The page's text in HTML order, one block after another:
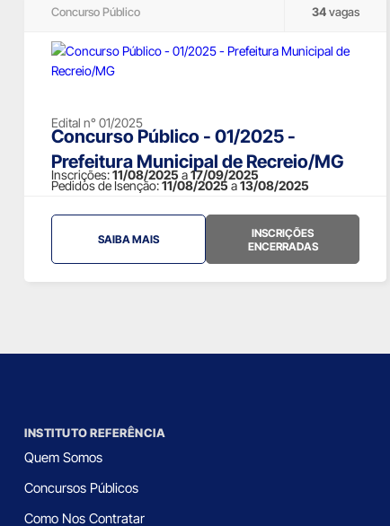
Concurso Público 34vagas
Edital n° 01/2025
Concurso Público - 01/2025 -
Prefeitura Municipal de Recreio/MG
Inscrições:11/08/2025 a17/09/2025
Pedidos de Isenção:11/08/2025 a13/08/2025
SAIBA MAIS
INSCRIÇÕES
ENCERRADAS
INSTITUTO REFERÊNCIA
Quem Somos
Concursos Públicos
Como Nos Contratar